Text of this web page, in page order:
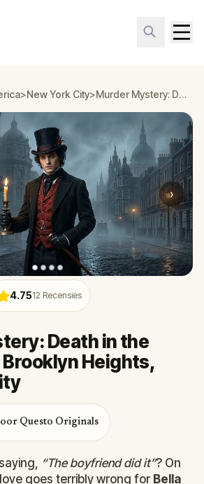
>New York City> Murder Mystery: Death in the Shadows in Brooklyn Heights, New York City
›
4.7512 Recensies
Death in the
Heights,
Questo Originals
“The boyfriend did it”? On
goes terribly wrong for Bella